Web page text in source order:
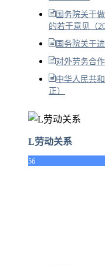
国务院关于
的若干意见（
国务院关于
对外劳务合
中华人民共
正）
L劳动关系
56